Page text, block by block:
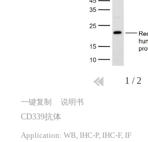
1 /2
一键复制 说明书
CD339抗体
Application: WB, IHC-P, IHC-F, IF